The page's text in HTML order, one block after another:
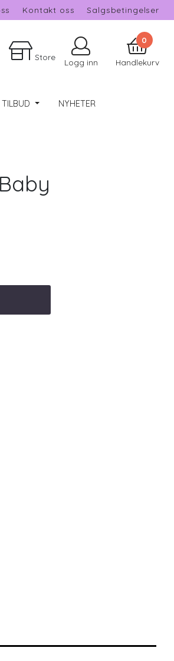
Kontakt oss Salgsbetingelser
Store
Logg inn
0
Handlekurv
TILBUD NYHETER